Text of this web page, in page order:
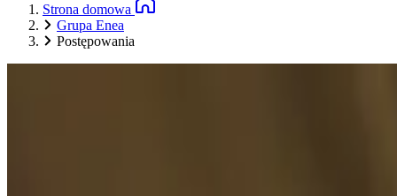
Strona domowa
Grupa Enea
Postępowania